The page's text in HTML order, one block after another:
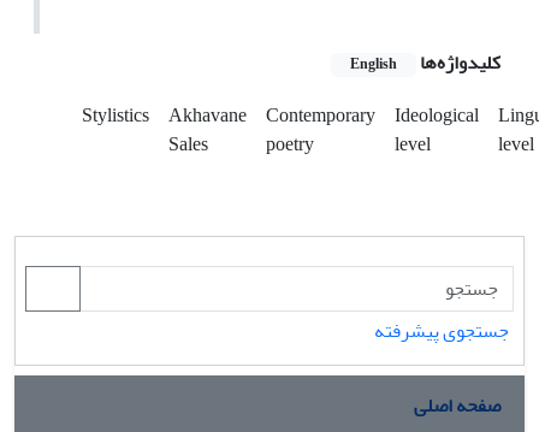
کلیدواژه‌ها English
Stylistics Akhavane
Sales
Contemporary
poetry
Ideological
level
level
جستجوی پیشرفته
صفحه اصلی